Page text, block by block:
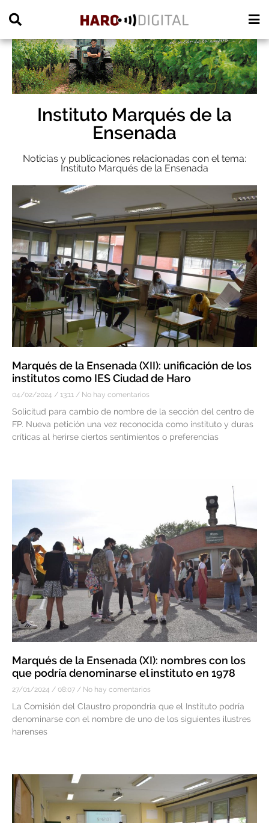
Instituto Marqués de la
Ensenada
Noticias y publicaciones relacionadas con el tema:
Instituto Marqués de la Ensenada
Marqués de la Ensenada (XII): unificación de los
institutos como IES Ciudad de Haro
04/02/2024 13:11 No hay comentarios
Solicitud para cambio de nombre de la sección del centro de
FP. Nueva petición una vez reconocida como instituto y duras
críticas al herirse ciertos sentimientos o preferencias
Marqués de la Ensenada (XI): nombres con los
que podría denominarse el instituto en 1978
27/01/2024 08:07 No hay comentarios
La Comisión del Claustro propondría que el Instituto podría
denominarse con el nombre de uno de los siguientes ilustres
harenses